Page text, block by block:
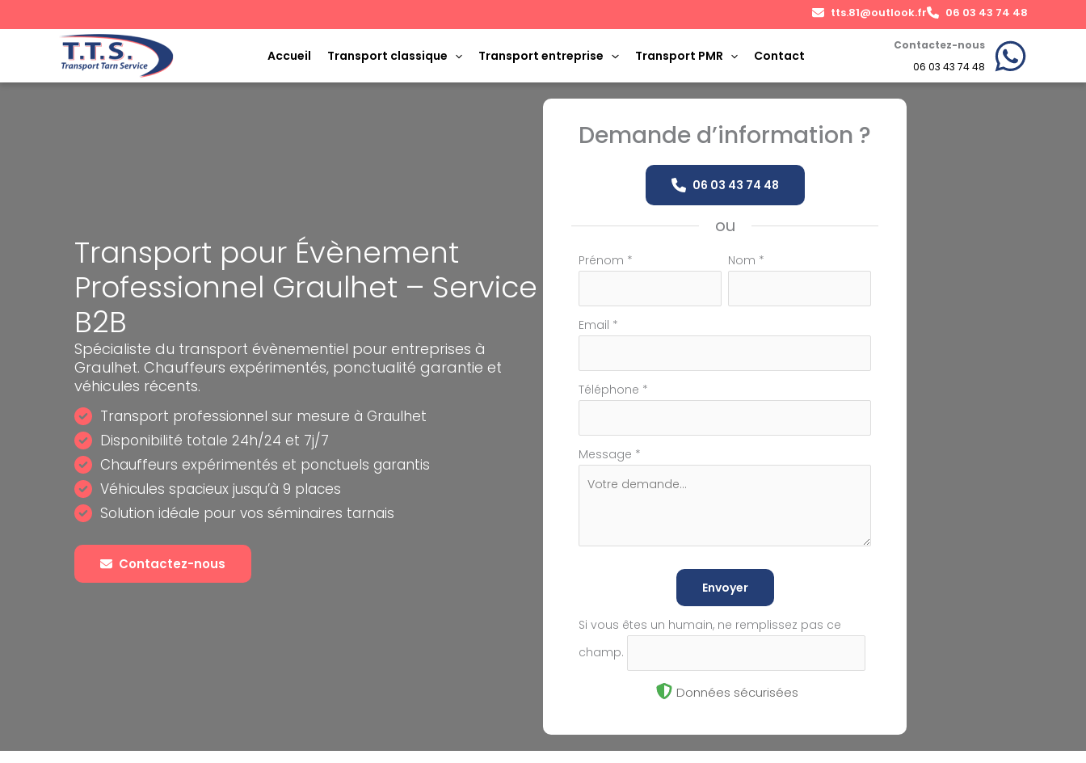
au
tts.81@outlook.fr 06 03 43 74 48
Accueil Transport classique Transport entreprise Transport PMR Contact
Contactez-nous
06 03 43 74 48
Transport pour Évènement
Professionnel Graulhet – Service
B2B
Spécialiste du transport évènementiel pour entreprises à
Graulhet. Chauffeurs expérimentés, ponctualité garantie et
véhicules récents.
Transport professionnel sur mesure à Graulhet
Disponibilité totale 24h/24 et 7j/7
Chauffeurs expérimentés et ponctuels garantis
Véhicules spacieux jusqu’à 9 places
Solution idéale pour vos séminaires tarnais
Contactez-nous
Demande d’information ?
06 03 43 74 48
ou
Formulaire
téléphone
Prénom * Nom *
Email *
Téléphone *
Message *
Envoyer
Si vous êtes un humain, ne remplissez pas ce
champ.
Données sécurisées